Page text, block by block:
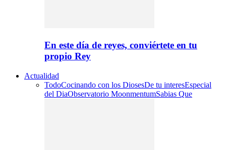
En este día de reyes, conviértete en tu
propio Rey
Actualidad
TodoCocinando con los DiosesDe tu interesEspecial
del DiaObservatorio MoonmentumSabias Que